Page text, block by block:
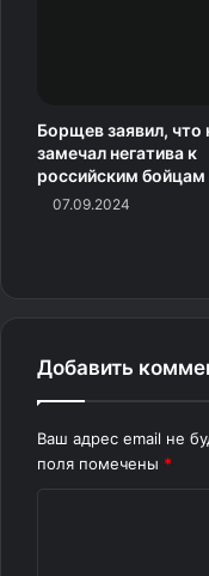
Борщев заявил, что
замечал негатива к
российским бойцам
07.09.2024
Добавить
Ваш адрес email не
поля помечены *